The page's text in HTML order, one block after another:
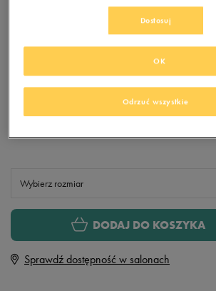
KLUBIE 50 STYLE
Kolor:czarny
Wybierz rozmiar
M
DODAJ DO KOSZYKA
Sprawdź dostępność w salonach
Dostosuj
Odrzuć wszystkie
OK